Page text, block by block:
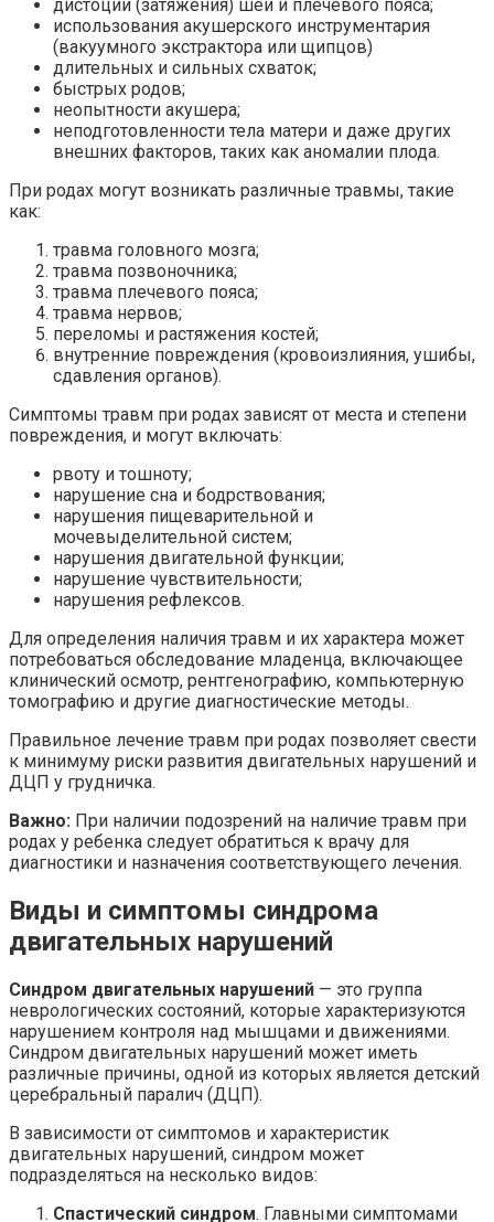
дистоции (затяжения) шеи и плечевого пояса;
использования акушерского инструментария
(вакуумного экстрактора или щипцов)
длительных и сильных схваток;
быстрых родов;
неопытности акушера;
неподготовленности тела матери и даже других
внешних факторов, таких как аномалии плода.
При родах могут возникать различные травмы, такие
как:
травма головного мозга;
травма позвоночника;
травма плечевого пояса;
травма нервов;
переломы и растяжения костей;
внутренние повреждения (кровоизлияния, ушибы,
сдавления органов).
Симптомы травм при родах зависят от места и степени
повреждения, и могут включать:
рвоту и тошноту;
нарушение сна и бодрствования;
нарушения пищеварительной и
мочевыделительной систем;
нарушения двигательной функции;
нарушение чувствительности;
нарушения рефлексов.
Для определения наличия травм и их характера может
потребоваться обследование младенца, включающее
клинический осмотр, рентгенографию, компьютерную
томографию и другие диагностические методы.
Правильное лечение травм при родах позволяет свести
к минимуму риски развития двигательных нарушений и
ДЦП у грудничка.
Важно: При наличии подозрений на наличие травм при
родах у ребенка следует обратиться к врачу для
диагностики и назначения соответствующего лечения.
Виды и симптомы синдрома
двигательных нарушений
Синдром двигательных нарушений — это группа
неврологических состояний, которые характеризуются
нарушением контроля над мышцами и движениями.
Синдром двигательных нарушений может иметь
различные причины, одной из которых является детский
церебральный паралич (ДЦП).
В зависимости от симптомов и характеристик
двигательных нарушений, синдром может
подразделяться на несколько видов:
Спастический синдром. Главными симптомами